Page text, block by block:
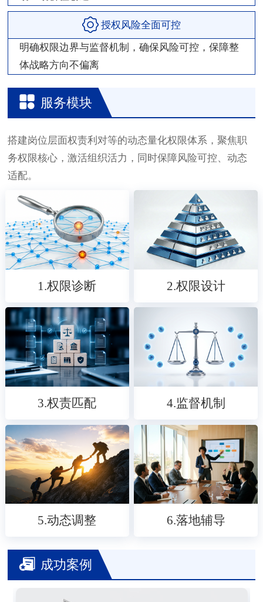
授权风险全面可控
明确权限边界与监督机制，确保风险可控，保障整
体战略方向不偏离
服务模块
搭建岗位层面权责利对等的动态量化权限体系，聚焦职
务权限核心，激活组织活力，同时保障风险可控、动态
适配。
1.权限诊断 2.权限设计
3.权责匹配 4.监督机制
5.动态调整 6.落地辅导
成功案例